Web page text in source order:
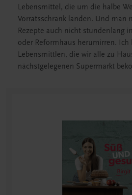
Lebensmittel, die um die halbe
Vorratsschrank landen. Und man
Rezepte auch nicht stundenlang
oder Reformhaus herumirren. Ich
Lebensmittlen, die wir alle zu
nächstgelegenen Supermarkt